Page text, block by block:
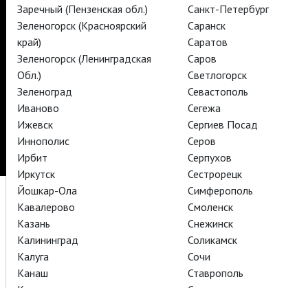
Поддержать
Стать волонтёром
Как организовать показ в вашем городе
Контакты
18+
Заречный (Пензенская обл.)
Зеленогорск (Красноярский
край)
Зеленогорск (Ленинградская
Обл.)
Зеленоград
Иваново
Ижевск
Иннополис
Ирбит
Иркутск
Йошкар-Ола
Кавалерово
Казань
Калининград
Калуга
Канаш
Санкт-Петербург
Саранск
Саратов
Саров
Светлогорск
Севастополь
Сегежа
Сергиев Посад
Серов
Серпухов
Сестрорецк
Симферополь
Смоленск
Снежинск
Соликамск
Сочи
Ставрополь